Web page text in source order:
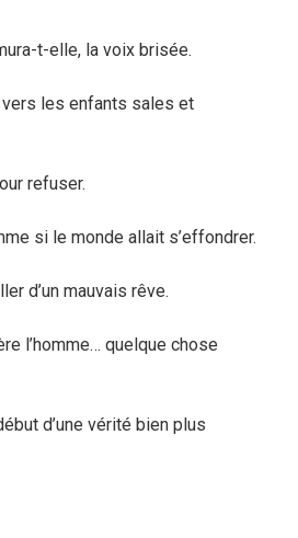
t-elle, la voix brisée.
vers les enfants sales et
refuser.
si le monde allait s’effondrer.
d’un mauvais rêve.
l’homme… quelque chose
d’une vérité bien plus